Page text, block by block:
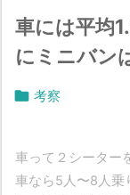
車には平均
にミニバン
 考察
車って２シーター
車なら5人〜8人乗